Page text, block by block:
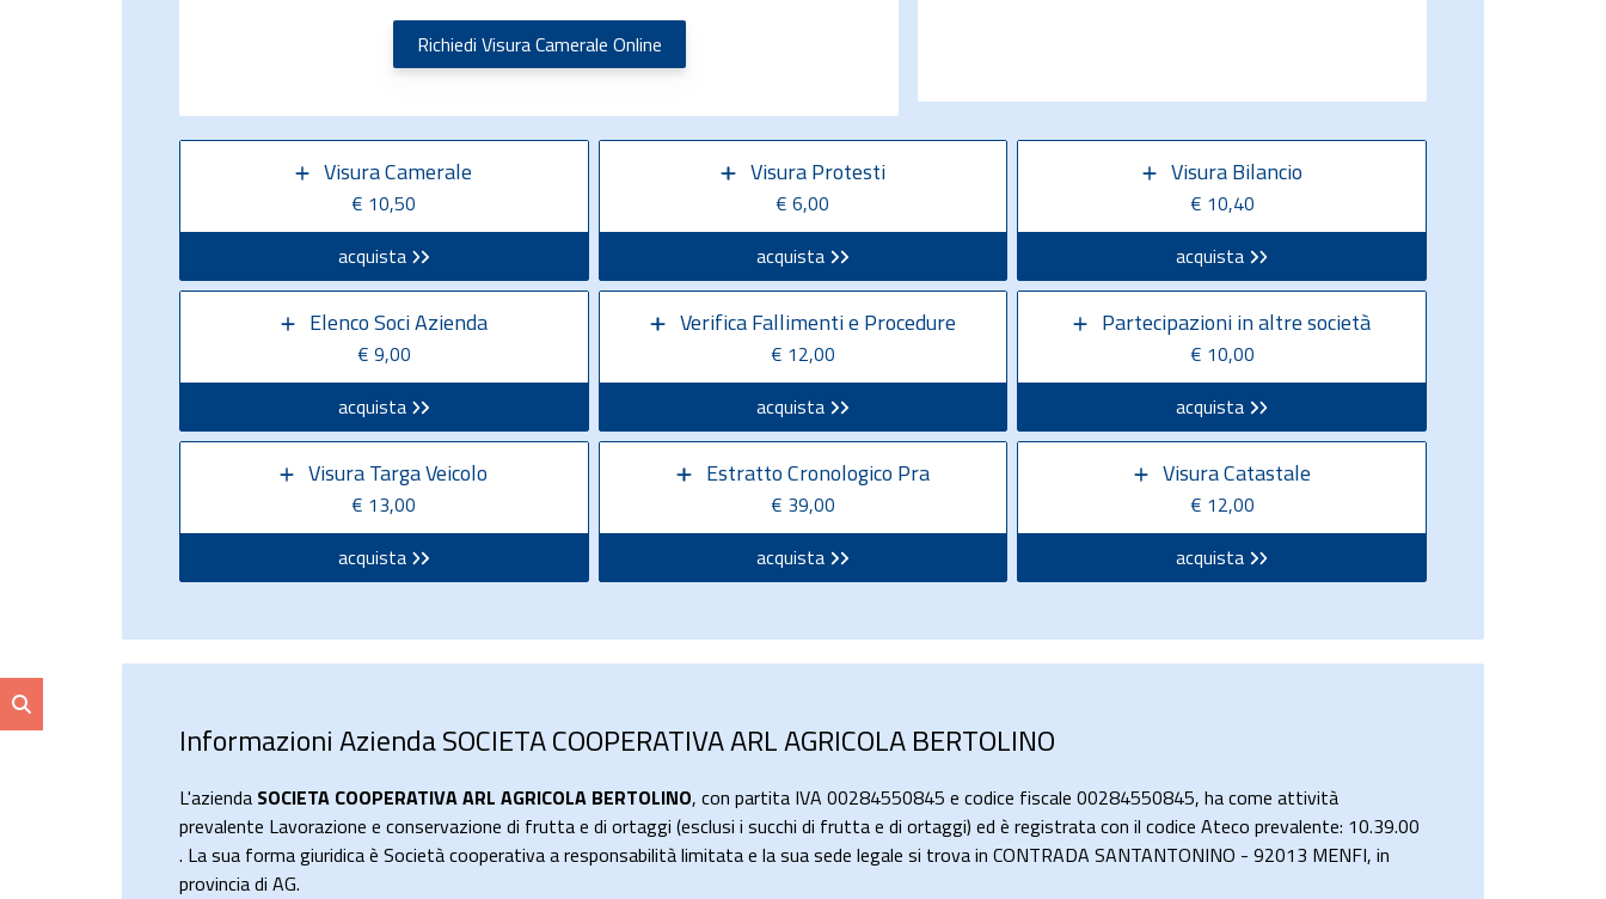
Richiedi Visura Camerale Online
Visura Camerale
€ 10,50
acquista
Visura Protesti
€ 6,00
acquista
Visura Bilancio
€ 10,40
acquista
Elenco Soci Azienda
€ 9,00
acquista
Verifica Fallimenti e Procedure
€ 12,00
acquista
Partecipazioni in altre società
€ 10,00
acquista
Visura Targa Veicolo
€ 13,00
acquista
Estratto Cronologico Pra
€ 39,00
acquista
Visura Catastale
€ 12,00
acquista
Informazioni Azienda SOCIETA COOPERATIVA ARL AGRICOLA BERTOLINO
L'azienda SOCIETA COOPERATIVA ARL AGRICOLA BERTOLINO, con partita IVA 00284550845 e codice fiscale 00284550845, ha come attività
prevalente Lavorazione e conservazione di frutta e di ortaggi (esclusi i succhi di frutta e di ortaggi) ed è registrata con il codice Ateco prevalente: 10.39.00
. La sua forma giuridica è Società cooperativa a responsabilità limitata e la sua sede legale si trova in CONTRADA SANTANTONINO - 92013 MENFI, in
provincia di AG.